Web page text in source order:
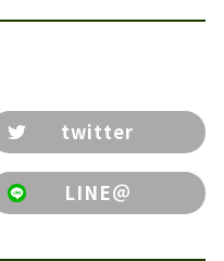
twitter
LINE＠